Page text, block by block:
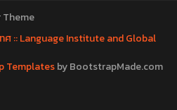
Theme
ศ :: Language Institute and Global
Templatesby BootstrapMade.com